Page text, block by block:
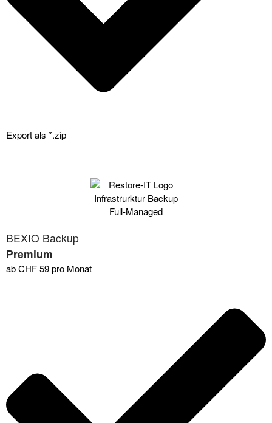
Export als *.zip
BEXIO Backup
Premium
ab CHF59pro Monat